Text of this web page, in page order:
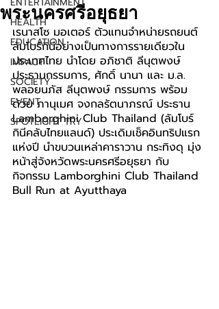
HEALTH
EDUCATION
IMPACT
SOCIETY
EVENT
SPOTLIGHT TRY
พระนครศรีอยุธยา
เรนาสโซ มอเตอร์ ตัวแทนจำหน่ายรถยนต์
ลัมโบร์กินีอย่างเป็นทางการรายเดียวใน
ประเทศไทย นำโดย อภิชาติ ลีนุตพงษ์
ประธานกรรมการ, ศักดิ์ นานา และ ม.ล.
พลอยนภัส ลีนุตพงษ์ กรรมการ พร้อม
ด้วย ภานุเมศ จงกลรัตนาภรณ์ ประธาน
Lamborghini Club Thailand (ลัมโบร์
กินีคลับไทยแลนด์) ประเดิมเช็คอินทริปแรก
แห่งปี นำขบวนเหล่าคาราวาน กระทิงดุ มุ่ง
หน้าสู่จังหวัดพระนครศรีอยุธยา กับ
กิจกรรม Lamborghini Club Thailand
Bull Run at Ayutthaya